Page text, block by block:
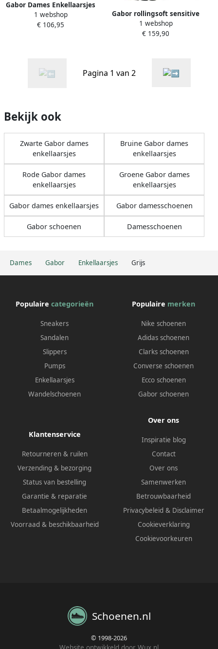
Dames Gabor Enkellaarsjes Grijs
Gabor Dames Enkellaarsjes
1 webshop
€ 106,95
Gabor rollingsoft sensitive
56.868.39 dames
wandelsneaker grijs
1 webshop
€ 159,90
Pagina 1 van 2
Bekijk ook
Zwarte Gabor dames
enkellaarsjes
Bruine Gabor dames
enkellaarsjes
Rode Gabor dames
enkellaarsjes
Groene Gabor dames
enkellaarsjes
Gabor dames enkellaarsjes Gabor damesschoenen
Gabor schoenen Damesschoenen
Populaire categorieën
Sneakers
Sandalen
Slippers
Pumps
Enkellaarsjes
Wandelschoenen
Populaire merken
Nike schoenen
Adidas schoenen
Clarks schoenen
Converse schoenen
Ecco schoenen
Gabor schoenen
Klantenservice
Retourneren & ruilen
Verzending & bezorging
Status van bestelling
Garantie & reparatie
Betaalmogelijkheden
Voorraad & beschikbaarheid
Over ons
Inspiratie blog
Contact
Over ons
Samenwerken
Betrouwbaarheid
Privacybeleid & Disclaimer
Cookieverklaring
Cookievoorkeuren
Schoenen.nl
© 1998-2026